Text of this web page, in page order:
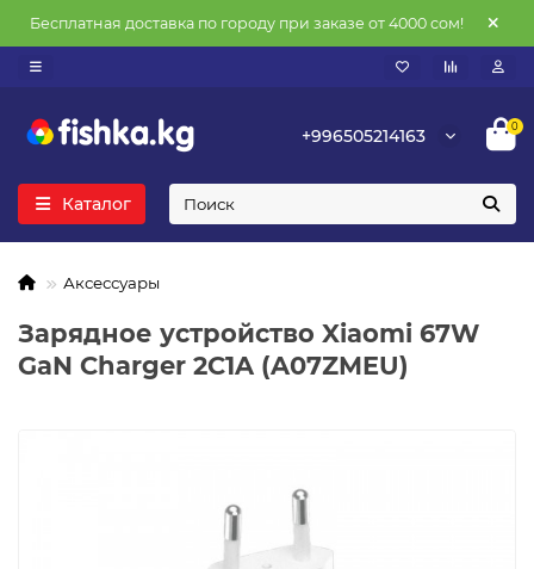
Бесплатная доставка по городу при заказе от 4000 сом!
+996505214163 0
Каталог
Аксессуары
Зарядное устройство Xiaomi 67W
GaN Charger 2C1A (A07ZMEU)